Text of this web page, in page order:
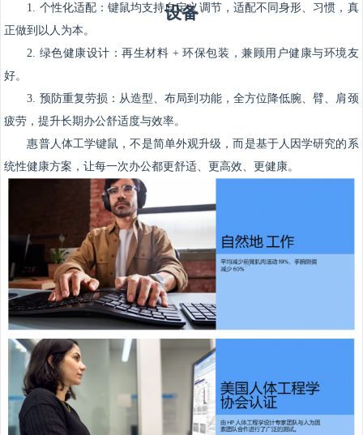
设备
1. 个性化适配：键鼠均支持自定义调节，适配不同身形、习惯，真
正做到以人为本。
2. 绿色健康设计：再生材料 + 环保包装，兼顾用户健康与环境友
好。
3. 预防重复劳损：从造型、布局到功能，全方位降低腕、臂、肩颈
疲劳，提升长期办公舒适度与效率。
惠普人体工学键鼠，不是简单外观升级，而是基于人因学研究的系
统性健康方案，让每一次办公都更舒适、更高效、更健康。